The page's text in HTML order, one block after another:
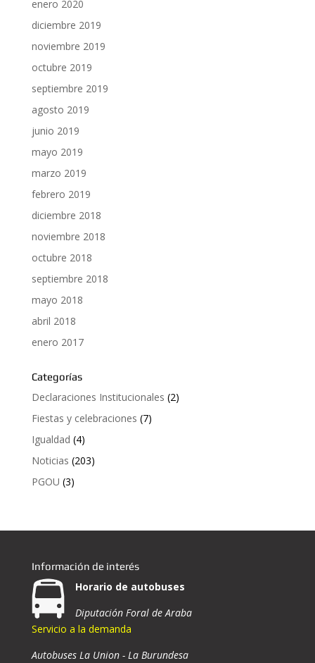
enero 2020
diciembre 2019
noviembre 2019
octubre 2019
septiembre 2019
agosto 2019
junio 2019
mayo 2019
marzo 2019
febrero 2019
diciembre 2018
noviembre 2018
octubre 2018
septiembre 2018
mayo 2018
abril 2018
enero 2017
Categorías
Declaraciones Institucionales (2)
Fiestas y celebraciones (7)
Igualdad (4)
Noticias (203)
PGOU (3)
Información de interés
Horario de autobuses
Diputación Foral de Araba
Servicio a la demanda
Autobuses La Union - La Burundesa